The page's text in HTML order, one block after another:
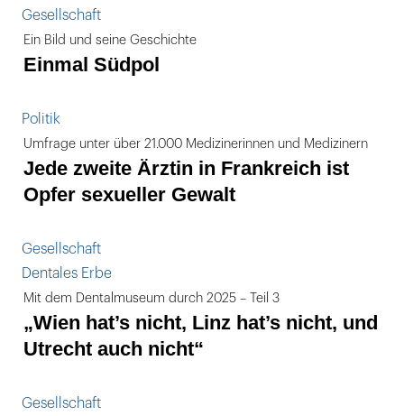
Gesellschaft
Ein Bild und seine Geschichte
Einmal Südpol
Politik
Umfrage unter über 21.000 Medizinerinnen und Medizinern
Jede zweite Ärztin in Frankreich ist
Opfer sexueller Gewalt
Gesellschaft
Dentales Erbe
Mit dem Dentalmuseum durch 2025 – Teil 3
„Wien hat’s nicht, Linz hat’s nicht, und
Utrecht auch nicht“
Gesellschaft